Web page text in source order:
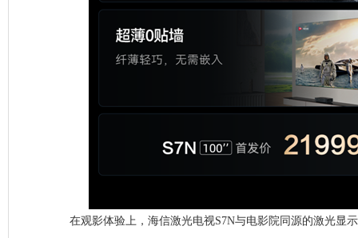
在观影体验上，海信激光电视S7N与电影院同源的激光显